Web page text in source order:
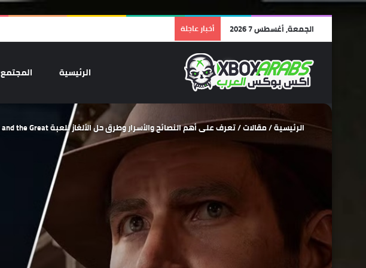
الجمعة, أغسطس 7 2026 أخبار عاجلة
الرئيسية المجتمع
الرئيسية/مقالات/تعرف على أهم النصائح والأسرار وطرق حل الألغاز للعبة Indiana Jones and the Great